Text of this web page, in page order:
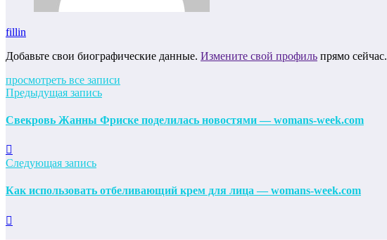
fillin
Добавьте свои биографические данные. Измените свой профиль прямо сейчас.
просмотреть все записи
Предыдущая запись
Свекровь Жанны Фриске поделилась новостями — womans-week.com
Следующая запись
Как использовать отбеливающий крем для лица — womans-week.com